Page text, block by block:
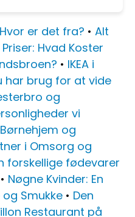
er det fra? • Alt
Hvad Koster
• IKEA i
har brug for at vide
og
vi
og
i Omsorg og
forskellige fødevarer
• Nøgne Kvinder: En
Smukke • Den
Restaurant på